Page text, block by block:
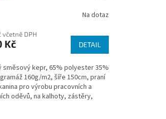
Na dotaz
včetně DPH
Kč DETAIL
směsový kepr, 65% polyester 35%
160g/m2, šíře 150cm, praní
pro výrobu pracovních a
oděvů, na kalhoty, zástěry,